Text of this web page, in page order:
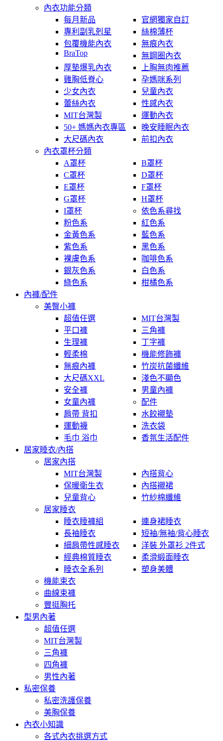
內衣功能分類
每月新品
官網獨家自訂
專利副乳剋星
絲棉薄杯
包覆機能內衣
無痕內衣
BraTop
無鋼圈內衣
厚墊爆乳內衣
上胸無肉推薦
雞胸低脊心
孕媽咪系列
少女內衣
兒童內衣
蕾絲內衣
性感內衣
MIT台灣製
運動內衣
50+ 媽媽內衣專區
晚安睡眠內衣
大尺碼內衣
前扣內衣
內衣罩杯分類
A罩杯
B罩杯
C罩杯
D罩杯
E罩杯
F罩杯
G罩杯
H罩杯
I罩杯
依色系尋找
粉色系
紅色系
金黃色系
藍色系
紫色系
黑色系
裸膚色系
咖啡色系
銀灰色系
白色系
綠色系
柑橘色系
內褲/配件
美臀小褲
超值任選
MIT台灣製
平口褲
三角褲
生理褲
丁字褲
輕柔棉
機能修飾褲
無痕內褲
竹炭抗菌纖維
大尺碼XXL
淺色不顯色
安全褲
男童內褲
女童內褲
配件
肩帶 背扣
水餃襯墊
運動襪
洗衣袋
毛巾 浴巾
香氛生活配件
居家睡衣/內搭
居家內搭
MIT台灣製
內搭背心
保暖衛生衣
內搭襯裙
兒童背心
竹紗棉纖維
居家睡衣
睡衣睡褲組
連身裙睡衣
長袖睡衣
短袖/無袖/背心睡衣
細肩帶性感睡衣
洋裝 外罩衫 2件式
經典棉質睡衣
柔滑緞面睡衣
睡衣全系列
塑身美體
機能束衣
曲線束褲
豐挺胸托
型男內著
超值任選
MIT台灣製
三角褲
四角褲
男性內著
私密保養
私密洗護保養
美胸保養
內衣小知識
各式內衣挑選方式